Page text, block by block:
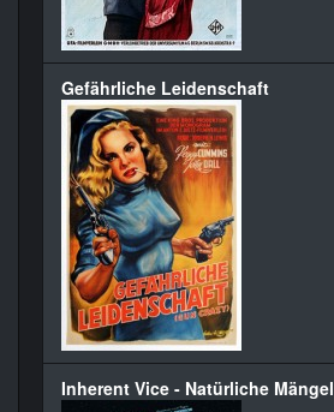
Gefährliche Leidenschaft
Inherent Vice - Natürliche Mängel